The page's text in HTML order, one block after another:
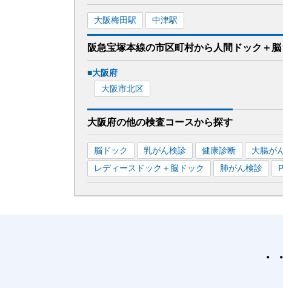
大阪梅田駅 中津駅
阪急宝塚本線の市区町村から 人間ドック＋
■大阪府
大阪市北区
大阪府の他の検査コースから探す
脳ドック 乳がん検診 健康診断 大腸が
レディースドック＋脳ドック
肺がん検診